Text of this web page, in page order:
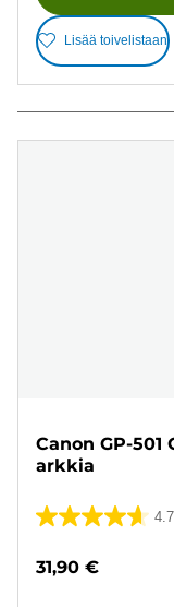
Lisää toivelistaan
Canon GP-501
arkkia
4.7
4.7/5
152
31,90 €